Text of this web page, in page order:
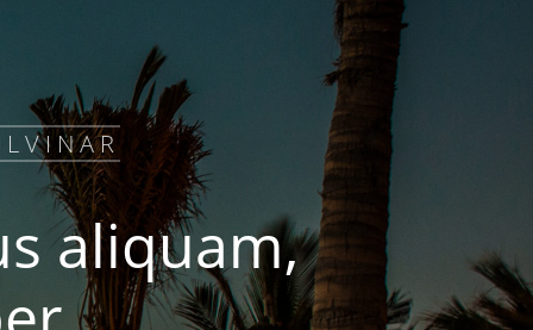
aliquam,